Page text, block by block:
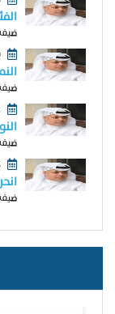
30 يوليو، 2026
ضيف
ضيف
16 يوليو، 2026
ضيف